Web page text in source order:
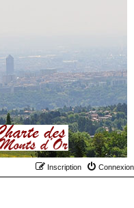
Connexion
Inscription